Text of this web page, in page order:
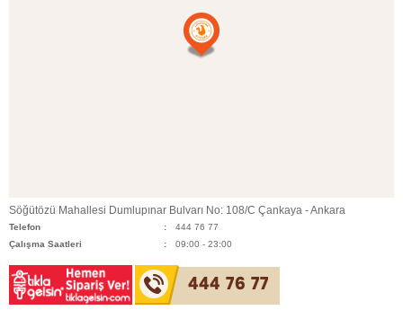
Söğütözü Mahallesi Dumlupınar Bulvarı No: 108/C Çankaya - Ankara
Telefon
444 76 77
Çalışma Saatleri
09:00 - 23:00
444 76 77